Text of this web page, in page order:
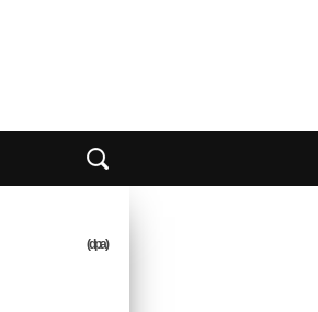
(dpa)